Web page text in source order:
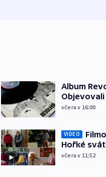
Album
včera v 16:00
VIDEO
Hořké
včera v 11:52